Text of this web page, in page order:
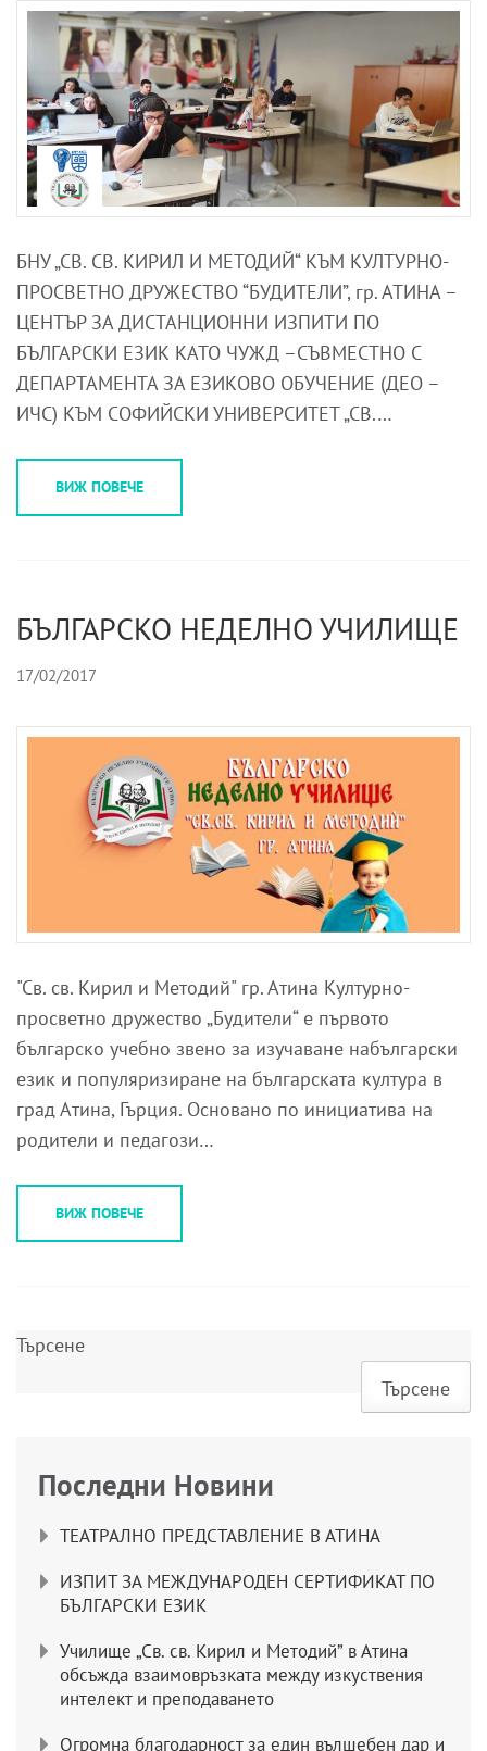
БНУ „СВ. СВ. КИРИЛ И МЕТОДИЙ“ КЪМ КУЛТУРНО-
ПРОСВЕТНО ДРУЖЕСТВО “БУДИТЕЛИ”, гр. АТИНА –
ЦЕНТЪР ЗА ДИСТАНЦИОННИ ИЗПИТИ ПО
БЪЛГАРСКИ ЕЗИК КАТО ЧУЖД –СЪВМЕСТНО С
ДЕПАРТАМЕНТА ЗА ЕЗИКОВО ОБУЧЕНИЕ (ДЕО –
ИЧС) КЪМ СОФИЙСКИ УНИВЕРСИТЕТ „СВ.…
ВИЖ ПОВЕЧЕ
БЪЛГАРСКО НЕДЕЛНО УЧИЛИЩЕ
17/02/2017
"Св. св. Кирил и Методий" гр. Атина Културно-
просветно дружество „Будители“ е първото
българско учебно звено за изучаване набългарски
език и популяризиране на българската култура в
град Атина, Гърция. Основано по инициатива на
родители и педагози…
ВИЖ ПОВЕЧЕ
Търсене
Търсене
Последни Новини
ТЕАТРАЛНО ПРЕДСТАВЛЕНИЕ В АТИНА
ИЗПИТ ЗА МЕЖДУНАРОДЕН СЕРТИФИКАТ ПО
БЪЛГАРСКИ ЕЗИК
Училище „Св. св. Кирил и Методий” в Атина
обсъжда взаимовръзката между изкуствения
интелект и преподаването
Огромна благодарност за един вълшебен дар и